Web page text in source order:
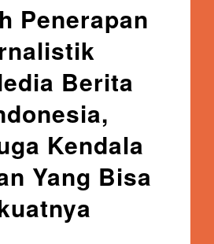
Penerapan
Berita
Kendala
Yang Bisa